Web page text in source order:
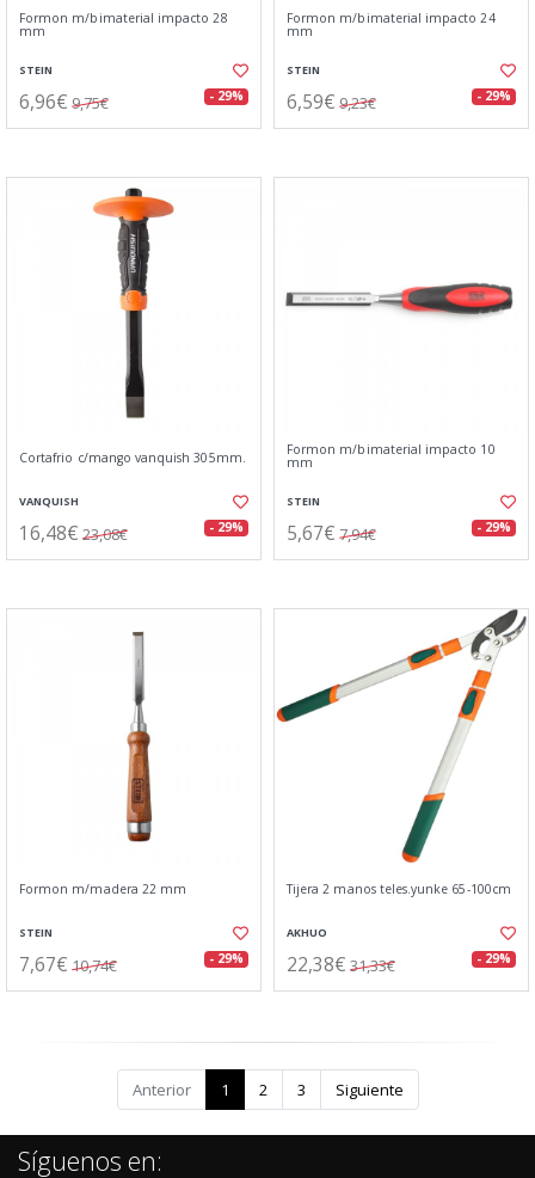
Formon m/bimaterial impacto 28
mm
STEIN
6,96€ 9,75€ - 29%
Formon m/bimaterial impacto 24
mm
STEIN
6,59€ 9,23€ - 29%
Cortafrio c/mango vanquish 305mm.
VANQUISH
16,48€ 23,08€ - 29%
Formon m/bimaterial impacto 10
mm
STEIN
5,67€ 7,94€ - 29%
Formon m/madera 22 mm
STEIN
7,67€ 10,74€ - 29%
Tijera 2 manos teles.yunke 65-100cm
AKHUO
22,38€ 31,33€ - 29%
Anterior 1 2 3 Siguiente
Síguenos en: